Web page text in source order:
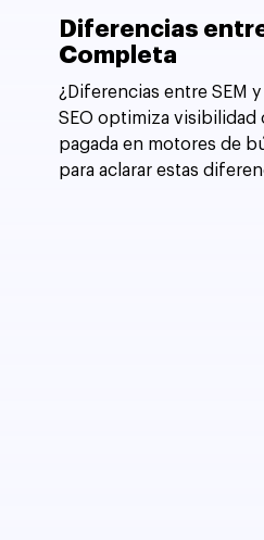
Diferencias entre
Completa
¿Diferencias entre SEM y
SEO optimiza visibilidad
pagada en motores de
para aclarar estas